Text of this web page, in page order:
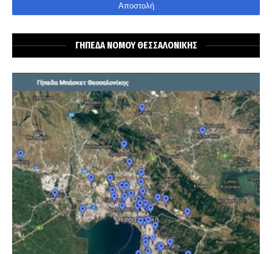
ΓΗΠΕΔΑ ΝΟΜΟΥ ΘΕΣΣΑΛΟΝΙΚΗΣ